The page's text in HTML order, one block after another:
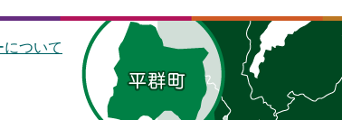
について